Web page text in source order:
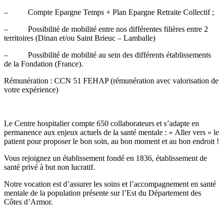
– Compte Epargne Temps + Plan Epargne Retraite Collectif ;
– Possibilité de mobilité entre nos différentes filières entre 2
territoires (Dinan et/ou Saint Brieuc – Lamballe)
– Possibilité de mobilité au sein des différents établissements
de la Fondation (France).
Rémunération : CCN 51 FEHAP (rémunération avec valorisation de
votre expérience)
Le Centre hospitalier compte 650 collaborateurs et s’adapte en
permanence aux enjeux actuels de la santé mentale : « Aller vers » le
patient pour proposer le bon soin, au bon moment et au bon endroit !
Vous rejoignez un établissement fondé en 1836, établissement de
santé privé à but non lucratif.
Notre vocation est d’assurer les soins et l’accompagnement en santé
mentale de la population présente sur l’Est du Département des
Côtes d’Armor.